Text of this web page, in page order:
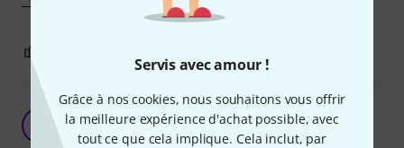
Servis avec amour !
Grâce à nos cookies, nous souhaitons vous offrir
la meilleure expérience d'achat possible, avec
tout ce que cela implique. Cela inclut, par
Super pour le métal gallop picking
Choda 12.01.2022